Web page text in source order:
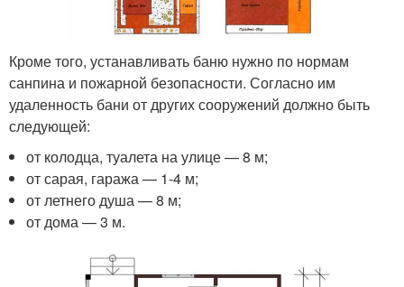
Кроме того, устанавливать баню нужно по нормам
санпина и пожарной безопасности. Согласно им
удаленность бани от других сооружений должно быть
следующей:
от колодца, туалета на улице — 8 м;
от сарая, гаража — 1-4 м;
от летнего душа — 8 м;
от дома — 3 м.